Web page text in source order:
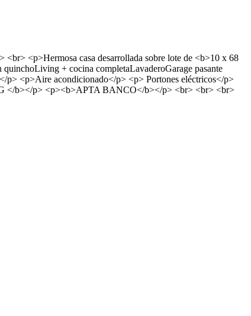
<p>Hermosa casa desarrollada sobre lote de <b>10 x 68
+ cocina completaLavaderoGarage pasante
p> <p>Aire acondicionado</p> <p> Portones eléctricos</p>
</b></p> <p><b>APTA BANCO</b></p> <br> <br> <br>